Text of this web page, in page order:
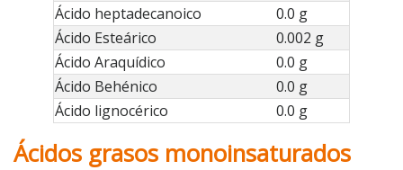
Ácido heptadecanoico
0.0 g
Ácido Esteárico
0.002 g
Ácido Araquídico
0.0 g
Ácido Behénico
0.0 g
Ácido lignocérico
0.0 g
Ácidos grasos monoinsaturados